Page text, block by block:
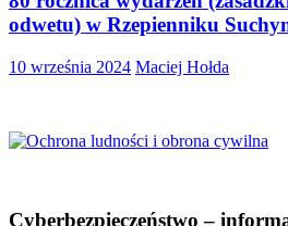
odwetu) w Rzepienniku
10 września 2024 Maciej Hołda
Cyberbezpieczeństwo –